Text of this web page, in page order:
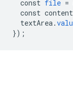
const file =
const
textArea.
});